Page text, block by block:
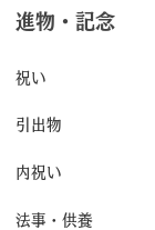
進物・記念
祝い
引出物
内祝い
法事・供養